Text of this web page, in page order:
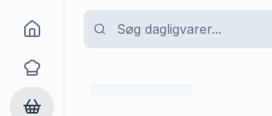
Goma
Opskrifter
Dagligvarer